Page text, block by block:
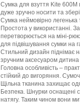
Сумка для взуття Kite 600M
дуже зручно носити та
Сумка неймовірно легенька
Простота у використанні.
перетворюється на міні-
для підвішування сумки на
Стильний дизайн піднімає
зручним аксесуаром дитина
Головна особливість –
стійкий до вигоряння.
Щільна тканина захищає
Безпека. Шнурки оснащені
натягу. Таким чином вони